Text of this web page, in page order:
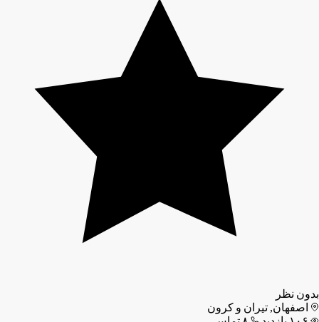
بدون نظر
اصفهان, تیران و کرون